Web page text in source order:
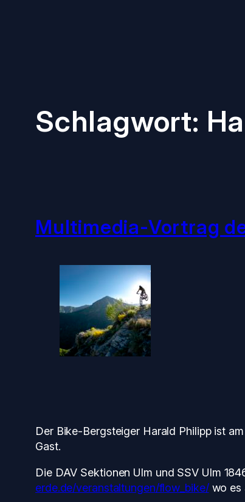
Schlagwort:
Multimedia-Vortrag
Der Bike-Bergsteiger Harald Philipp ist
Gast.
Die DAV Sektionen Ulm und SSV Ulm
erde.de/veranstaltungen/flow_bike/wo es